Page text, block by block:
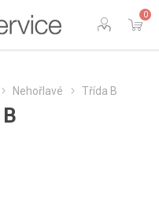
0
Nehořlavé Třída B